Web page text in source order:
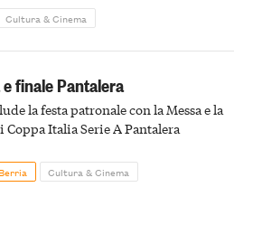
Cultura & Cinema
e finale Pantalera
la festa patronale con la Messa e la
Coppa Italia Serie A Pantalera
Cultura & Cinema